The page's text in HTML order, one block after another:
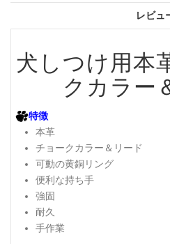
レビュ
犬しつけ用本
クカラー
特徴
本革
チョークカラー＆リード
可動の黄銅リング
便利な持ち手
強固
耐久
手作業